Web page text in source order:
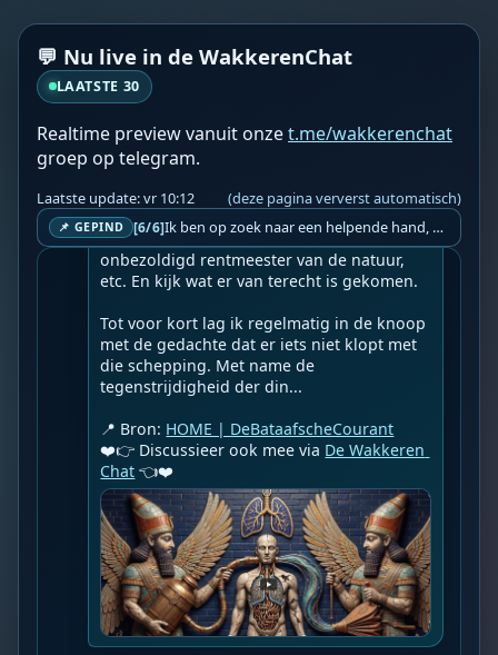
💬 Nu live in de WakkerenChat
LAATSTE 30
Realtime preview vanuit onzet.me/wakkerenchat
groep op telegram.
Laatste update: vr 10:12 (deze pagina ververst automatisch)
📌 GEPIND [6/6] Ik ben op zoek naar een helpende hand, een menselijk oog, een admin die helpt met controleren of de chat wel correct word gemodereerd word door NoMoSpam. 98% gaat automatisch goed, toch ik dit nooit helemaal loslaten en moet er altijd een mens mee blijven opletten bij elke beslissing die gemaakt word. Waar bestaan de werkzaamheden uit? Mee kijken in admin log kanaal naar alle drugs/porno/scams die voorbij komen en in het geval van een randgevalletje, ingrijpen en b.v. een verwijderd maar wel toegestaan bericht terug plaatsen met een druk op de knop. tsja zo banaal en simpel is het gesteld.. Word je hier blij van? Nee. Strookt het je ego? Nee. Word je er beter van? Nee. Kost het veel tijd? Totaal niet, consistentie en regelmaat is belangrijker dan 'er even voor kunnen gaan zitten'.. het werk is in een paar seconden gepiept.. je checkt puur of AI de juiste beslissing heeft gemaakt.. …
👉Succes en verroest maar
Geupload door: De Wakkeren Chat
--
Schepper van alles maar een vreemde
vogel moet zijn geweest. Volgens de
meeste geschriften zou de mens de kers op
de taart van zijn schepping zijn, normaal
gesproken ben je daar dan zuinig op.
Bovendien werden we aangesteld als
onbezoldigd rentmeester van de natuur,
etc. En kijk wat er van terecht is gekomen.
Tot voor kort lag ik regelmatig in de knoop
met de gedachte dat er iets niet klopt met
die schepping. Met name de
tegenstrijdigheid der din...
📍 Bron: HOME | DeBataafscheCourant
❤️👉 Discussieer ook mee via De Wakkeren
Chat 👈❤️